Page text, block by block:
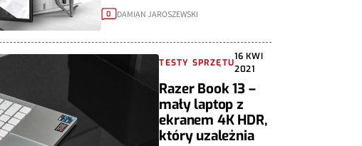
0 DAMIAN JAROSZEWSKI
TESTY SPRZĘTU
16 KWI
2021
Razer Book 13 –
mały laptop z
ekranem 4K HDR,
który uzależnia